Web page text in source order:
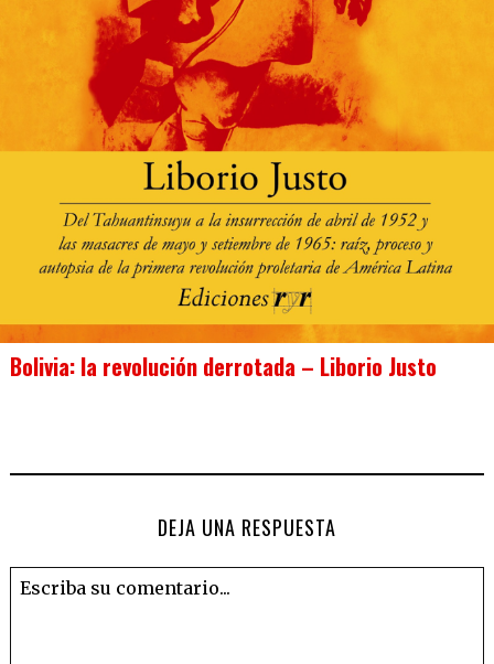
Bolivia: la revolución derrotada – Liborio Justo
DEJA UNA RESPUESTA